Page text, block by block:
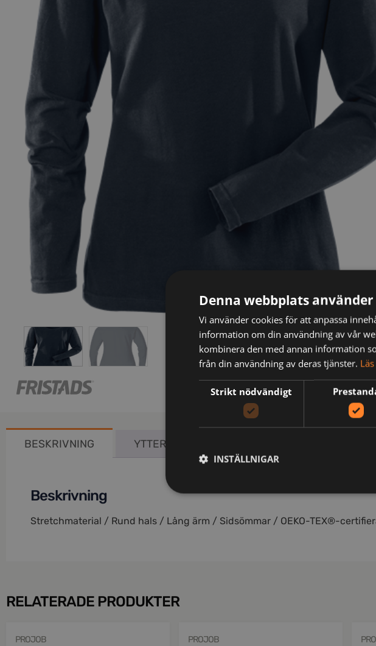
BESKRIVNING YTTERLIGARE INFORMATION
Beskrivning
Stretchmaterial / Rund hals / Lång ärm / Sidsömmar / OEKO-TEX®-
RELATERADE PRODUKTER
PROJOB PROJOB
Denna webbplats
Vi använder cookies för att anpassa
information om din användning av vår
kombinera den med annan information
från din användning av deras tjänster.
Strikt nödvändigt
INSTÄLLNIGAR